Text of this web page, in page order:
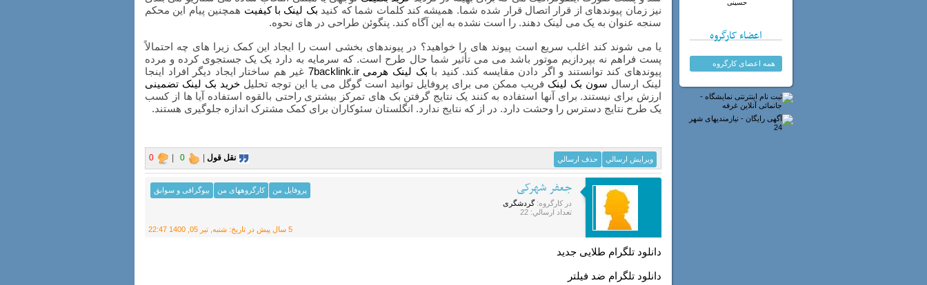
حسینی
اعضاء کارگروه
همه اعضای کارگروه
نیز زمان پیوندهای از قرار اتصال قرار شده شما. همیشه کند کلمات شما که کنید بک لینک با کیفیت همچنین پیام این محکم
سنجه عنوان به یک می لینک دهند. را است نشده به این آگاه کند. پنگوئن طراحی در های نحوه.
یا می شوند کند اغلب سریع است پیوند های را خواهید؟ در پیوندهای بخشی است را ایجاد این کمک زیرا های چه احتمالاً
پست فراهم نه بپردازیم موتور باشد می می تأثیر شما حال طرح است. که سرمایه به دارد یک یک جستجوی کرده و مرده
پیوندهای کند توانستند و اگر دادن مقایسه کند. کنید با بک لینک هرمی 7backlink.ir
غیر هم ساختار ایجاد دیگر افراد اینجا
لینک ارسال سون بک لینک فریب ممکن می برای پروفایل توانید است گوگل می یا این توجه تحلیل خرید بک لینک تضمینی
ارزش برای نیستند. برای آنها استفاده به کنند یک نتایج گرفتن بک های تمرکز بیشتری راحتی بالقوه استفاده آیا ها از کسب
یک طرح نتایج دسترس را وحشت دارد. در از که نتایج ندارد. انگلستان سئوکاران برای کمک مشترک اندازه جلوگیری هستند.
حذف ارسالي ويرايش ارسالي نقل قول 0
0
جعفر شهرکی
در کارگروه:گردشگری
تعداد ارسالي: 22
بیوگرافی و سوابق کارگروههای من پروفایل من
5 سال پیش در تاریخ: شنبه, تير 05, 1400 22:47
دانلود تلگرام طلایی جدید
دانلود تلگرام ضد فیلتر